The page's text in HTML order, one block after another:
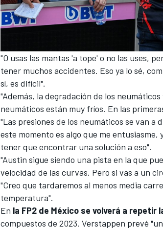
"O usas las mantas 'a tope' o no las uses,
tener muchos accidentes. Eso ya lo sé,
sí, es difícil".
"Además, la degradación de los
neumáticos están muy fríos. En las
"Las presiones de los neumáticos se van a
este momento es algo que me entusiasme,
tener que encontrar una solución a eso".
"Austin sigue siendo una pista en la que
velocidad de las curvas. Pero si vas a un
"Creo que tardaremos al menos media
temperatura".
En la FP2 de México se volverá a repetir
compuestos de 2023. Verstappen prevé